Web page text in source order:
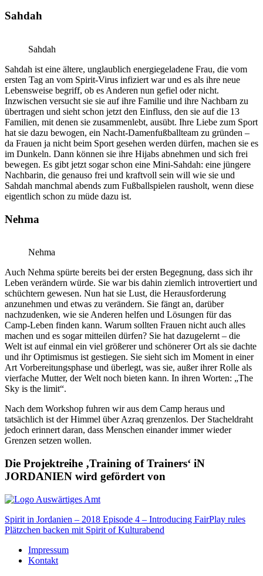
Sahdah
Sahdah
Sahdah ist eine ältere, unglaublich energiegeladene Frau, die vom
ersten Tag an vom Spirit-Virus infiziert war und es als ihre neue
Lebensweise begriff, ob es Anderen nun gefiel oder nicht.
Inzwischen versucht sie sie auf ihre Familie und ihre Nachbarn zu
übertragen und sieht schon jetzt den Einfluss, den sie auf die 13
Familien, mit denen sie zusammenlebt, ausübt. Ihre Liebe zum Sport
hat sie dazu bewogen, ein Nacht-Damenfußballteam zu gründen –
da Frauen ja nicht beim Sport gesehen werden dürfen, machen sie es
im Dunkeln. Dann können sie ihre Hijabs abnehmen und sich frei
bewegen. Es gibt jetzt sogar schon eine Mini-Sahdah: eine jüngere
Nachbarin, die genauso frei und kraftvoll sein will wie sie und
Sahdah manchmal abends zum Fußballspielen rausholt, wenn diese
eigentlich schon zu müde dazu ist.
Nehma
Nehma
Auch Nehma spürte bereits bei der ersten Begegnung, dass sich ihr
Leben verändern würde. Sie war bis dahin ziemlich introvertiert und
schüchtern gewesen. Nun hat sie Lust, die Herausforderung
anzunehmen und etwas zu verändern. Sie fängt an, darüber
nachzudenken, wie sie Anderen helfen und Lösungen für das
Camp-Leben finden kann. Warum sollten Frauen nicht auch alles
machen und es sogar mitteilen dürfen? Sie hat dazugelernt – die
Welt ist auf einmal ein viel größerer und schönerer Ort als sie dachte
und ihr Optimismus ist gestiegen. Sie sieht sich im Moment in einer
Art Vorbereitungsphase und überlegt, was sie, außer ihrer Rolle als
vierfache Mutter, der Welt noch bieten kann. In ihren Worten: „The
Sky is the limit“.
Nach dem Workshop fuhren wir aus dem Camp heraus und
tatsächlich ist der Himmel über Azraq grenzenlos. Der Stacheldraht
jedoch erinnert daran, dass Menschen einander immer wieder
Grenzen setzen wollen.
Die Projektreihe ‚Training of Trainers‘ iN
JORDANIEN wird gefördert von
Beitragsnavigation
Spirit in Jordanien – 2018 Episode 4 – Introducing FairPlay rules
Plätzchen backen mit Spirit of Kulturabend
Impressum
Kontakt